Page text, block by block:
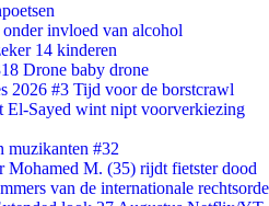
invloed van alcohol
14 kinderen
Drone baby drone
2026 #3 Tijd voor de borstcrawl
El-Sayed wint nipt voorverkiezing
muzikanten #32
Mohamed M. (35) rijdt fietster dood
van de internationale rechtsorde